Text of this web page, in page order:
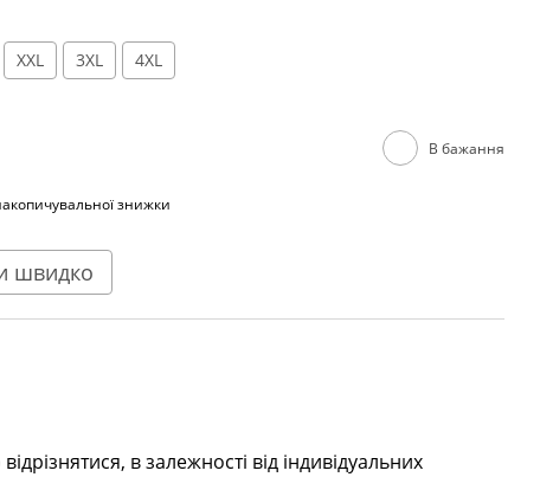
XXL 3XL 4XL
В бажання
знижки
швидко
в залежності від індивідуальних